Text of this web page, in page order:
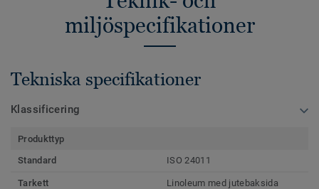
miljöspecifikationer
Tekniska specifikationer
Klassificering
Produkttyp
Standard
ISO 24011
Tarkett Linoleum med jutebaksida